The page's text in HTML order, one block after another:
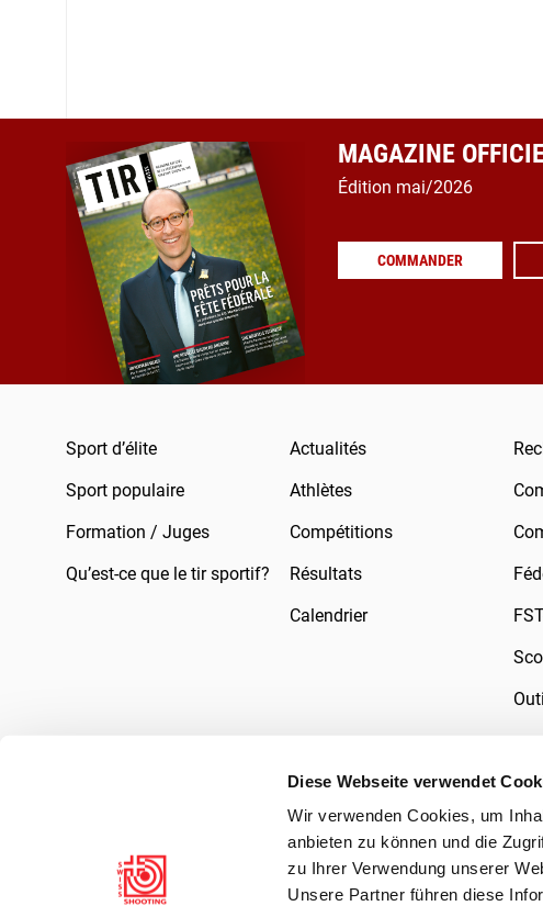
Diese Webseite verwendet
Wir verwenden Cookies, um
anbieten zu können und die
zu Ihrer Verwendung unserer
Unsere Partner führen diese
MAGAZINE
Édition mai/2026
COMMANDER
Sport d’élite
Sport populaire
Formation / Juges
Qu’est-ce que le tir sportif?
Actualités
Athlètes
Compétitions
Résultats
Calendrier
Protection des données